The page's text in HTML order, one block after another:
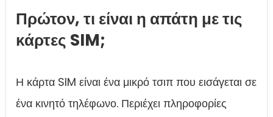
Πρώτον, τι είναι η απάτη με τις
κάρτες SIM;
Η κάρτα SIM είναι ένα μικρό τσιπ που εισάγεται σε
ένα κινητό τηλέφωνο. Περιέχει πληροφορίες